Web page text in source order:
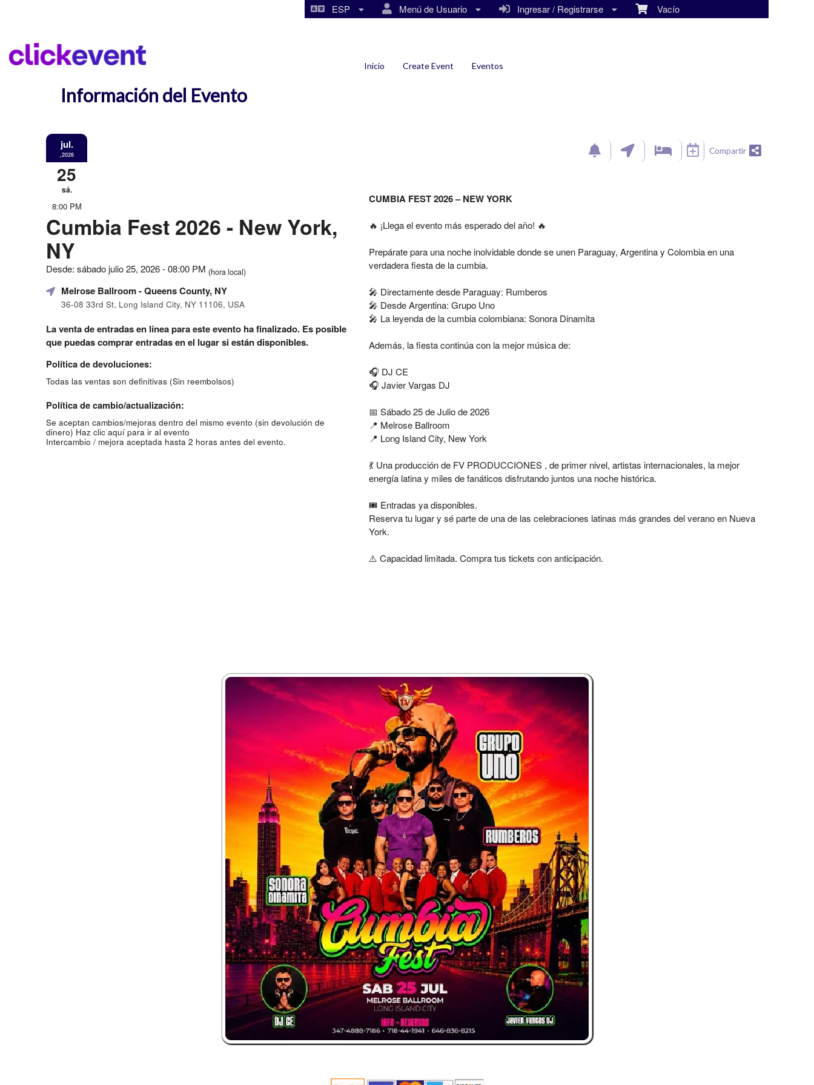
Vacío
Ingresar / Registrarse
Menú de Usuario
ESP
Inicio Create Event Eventos
Información del Evento
jul.
,2026
25
sá.
8:00 PM
Cumbia Fest 2026 - New York,
NY
Desde: sábado julio 25, 2026 - 08:00 PM (hora local)
Melrose Ballroom- Queens County, NY
36-08 33rd St, Long Island City, NY 11106, USA
La venta de entradas en línea para este evento ha finalizado. Es posible
que puedas comprar entradas en el lugar si están disponibles.
Política de devoluciones:
Todas las ventas son definitivas (Sin reembolsos)
Política de cambio/actualización:
Se aceptan cambios/mejoras dentro del mismo evento (sin devolución de
dinero) Haz clic aquí para ir al evento
Intercambio / mejora aceptada hasta 2 horas antes del evento.
Compartir
CUMBIA FEST 2026 – NEW YORK
🔥 ¡Llega el evento más esperado del año! 🔥
Prepárate para una noche inolvidable donde se unen Paraguay, Argentina y Colombia en una
verdadera fiesta de la cumbia.
🎤 Directamente desde Paraguay: Rumberos
🎤 Desde Argentina: Grupo Uno
🎤 La leyenda de la cumbia colombiana: Sonora Dinamita
Además, la fiesta continúa con la mejor música de:
🎧 DJ CE
🎧 Javier Vargas DJ
📅 Sábado 25 de Julio de 2026
📍 Melrose Ballroom
📍 Long Island City, New York
💃 Una producción de FV PRODUCCIONES , de primer nivel, artistas internacionales, la mejor
energía latina y miles de fanáticos disfrutando juntos una noche histórica.
🎟️ Entradas ya disponibles.
Reserva tu lugar y sé parte de una de las celebraciones latinas más grandes del verano en Nueva
York.
⚠️ Capacidad limitada. Compra tus tickets con anticipación.